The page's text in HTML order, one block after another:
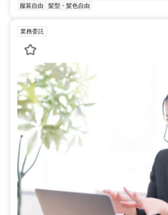
服装自由
髪型・髪色自由
業務委託